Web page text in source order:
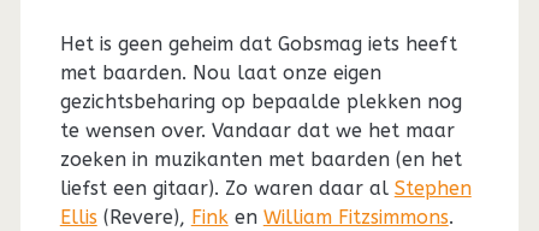
Het is geen geheim dat Gobsmag iets heeft
met baarden. Nou laat onze eigen
gezichtsbeharing op bepaalde plekken nog
te wensen over. Vandaar dat we het maar
zoeken in muzikanten met baarden (en het
liefst een gitaar). Zo waren daar al Stephen
Ellis (Revere), Finken William Fitzsimmons.